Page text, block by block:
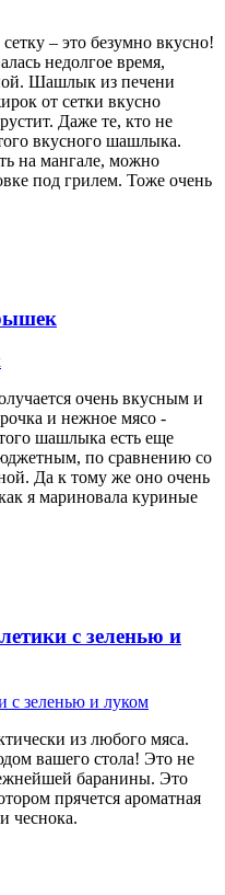
– это безумно вкусно!
недолгое время,
Шашлык из печени
от сетки вкусно
Даже те, кто не
вкусного шашлыка.
на мангале, можно
под грилем. Тоже очень
очень вкусным и
и нежное мясо -
шашлыка есть еще
по сравнению со
Да к тому же оно очень
я мариновала куриные
с зеленью и
из любого мяса.
вашего стола! Это не
баранины. Это
прячется ароматная
чеснока.